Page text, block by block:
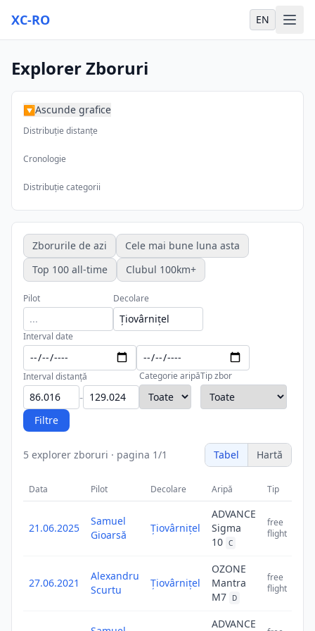
XC-RO EN
Explorer Zboruri
▶Ascunde grafice
Distribuție distanțe
Cronologie
Distribuție categorii
Zborurile de azi
Cele mai bune luna asta
Top 100 all-time
Clubul 100km+
Pilot Decolare
Interval date
Interval distanță
-
Categorie aripăTip zbor
Filtre
5 explorer zboruri · pagina 1/1 Tabel Hartă
Data Pilot Decolare Aripă Tip
21.06.2025
Samuel
Gioarsă
Țiovârnițel
ADVANCE
Sigma
10 C
free
flight
27.06.2021
Alexandru
Scurtu
Țiovârnițel
OZONE
Mantra
M7
D
free
flight
ADVANCE